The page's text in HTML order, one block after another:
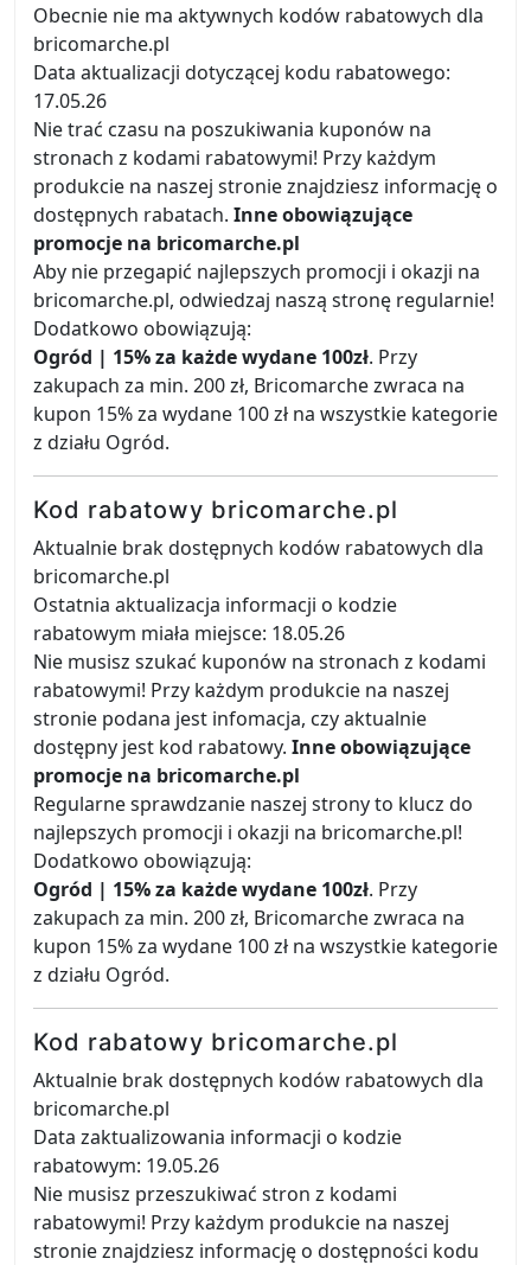
Obecnie nie ma aktywnych kodów rabatowych dla
bricomarche.pl
Data aktualizacji dotyczącej kodu rabatowego:
17.05.26
Nie trać czasu na poszukiwania kuponów na
stronach z kodami rabatowymi! Przy każdym
produkcie na naszej stronie znajdziesz informację o
dostępnych rabatach. Inne obowiązujące
promocje na bricomarche.pl
Aby nie przegapić najlepszych promocji i okazji na
bricomarche.pl, odwiedzaj naszą stronę regularnie!
Dodatkowo obowiązują:
Ogród | 15% za każde wydane 100zł. Przy
zakupach za min. 200 zł, Bricomarche zwraca na
kupon 15% za wydane 100 zł na wszystkie kategorie
z działu Ogród.
Kod rabatowy bricomarche.pl
Aktualnie brak dostępnych kodów rabatowych dla
bricomarche.pl
Ostatnia aktualizacja informacji o kodzie
rabatowym miała miejsce: 18.05.26
Nie musisz szukać kuponów na stronach z kodami
rabatowymi! Przy każdym produkcie na naszej
stronie podana jest infomacja, czy aktualnie
dostępny jest kod rabatowy. Inne obowiązujące
promocje na bricomarche.pl
Regularne sprawdzanie naszej strony to klucz do
najlepszych promocji i okazji na bricomarche.pl!
Dodatkowo obowiązują:
Ogród | 15% za każde wydane 100zł. Przy
zakupach za min. 200 zł, Bricomarche zwraca na
kupon 15% za wydane 100 zł na wszystkie kategorie
z działu Ogród.
Kod rabatowy bricomarche.pl
Aktualnie brak dostępnych kodów rabatowych dla
bricomarche.pl
Data zaktualizowania informacji o kodzie
rabatowym: 19.05.26
Nie musisz przeszukiwać stron z kodami
rabatowymi! Przy każdym produkcie na naszej
stronie znajdziesz informację o dostępności kodu